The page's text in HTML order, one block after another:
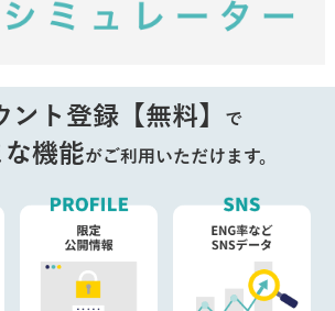
ント登録【無料】 で
な機能がご利用いただけます。